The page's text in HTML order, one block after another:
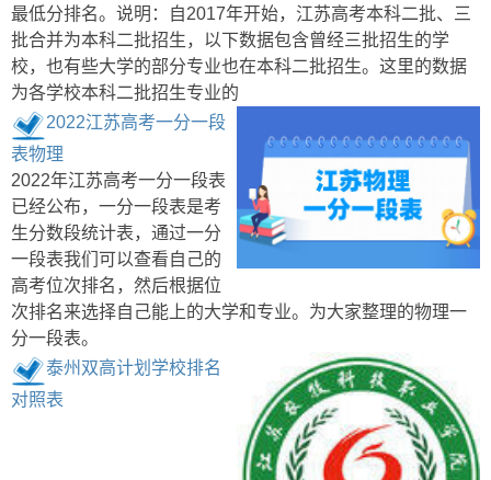
最低分排名。说明：自2017年开始，江苏高考本科二批、三
批合并为本科二批招生，以下数据包含曾经三批招生的学
校，也有些大学的部分专业也在本科二批招生。这里的数据
为各学校本科二批招生专业的
2022江苏高考一分一段
表物理
2022年江苏高考一分一段表
已经公布，一分一段表是考
生分数段统计表，通过一分
一段表我们可以查看自己的
高考位次排名，然后根据位
次排名来选择自己能上的大学和专业。为大家整理的物理一
分一段表。
泰州双高计划学校排名
对照表